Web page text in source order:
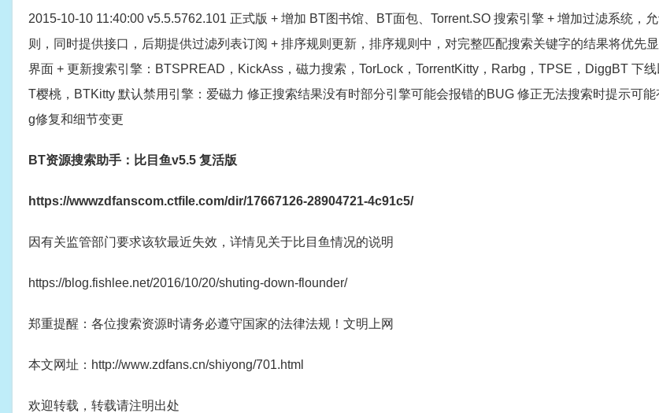
2015-10-10 11:40:00 v5.5.5762.101 正式版 + 增加 BT图书馆、BT面包、Torrent.SO 搜索引擎 + 增加过滤系统，
则，同时提供接口，后期提供过滤列表订阅 + 排序规则更新，排序规则中，对完整匹配搜索关键字的结果将优先
界面 + 更新搜索引擎：BTSPREAD，KickAss，磁力搜索，TorLock，TorrentKitty，Rarbg，TPSE，DiggBT 下
T樱桃，BTKitty 默认禁用引擎：爱磁力 修正搜索结果没有时部分引擎可能会报错的BUG 修正无法搜索时提示可
g修复和细节变更
BT资源搜索助手：比目鱼v5.5 复活版
https://wwwzdfanscom.ctfile.com/dir/17667126-28904721-4c91c5/
因有关监管部门要求该软最近失效，详情见关于比目鱼情况的说明
https://blog.fishlee.net/2016/10/20/shuting-down-flounder/
郑重提醒：各位搜索资源时请务必遵守国家的法律法规！文明上网
本文网址：http://www.zdfans.cn/shiyong/701.html
欢迎转载，转载请注明出处